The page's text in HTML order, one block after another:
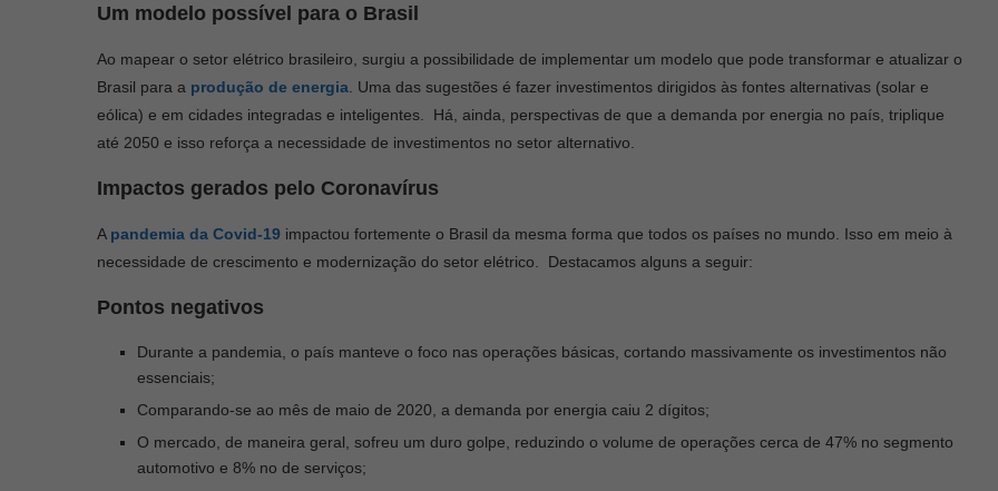
Um modelo possível para o Brasil
Ao mapear o setor elétrico brasileiro, surgiu a possibilidade de implementar um modelo que pode transformar e atualizar o
Brasil para a produção de energia . Uma das sugestões é fazer investimentos dirigidos às fontes alternativas (solar e
eólica) e em cidades integradas e inteligentes. Há, ainda, perspectivas de que a demanda por energia no país, triplique
até 2050 e isso reforça a necessidade de investimentos no setor alternativo.
Impactos gerados pelo Coronavírus
A pandemia da Covid-19 impactou fortemente o Brasil da mesma forma que todos os países no mundo. Isso em meio à
necessidade de crescimento e modernização do setor elétrico. Destacamos alguns a seguir:
Pontos negativos
Durante a pandemia, o país manteve o foco nas operações básicas, cortando massivamente os investimentos não
essenciais;
Comparando-se ao mês de maio de 2020, a demanda por energia caiu 2 dígitos;
O mercado, de maneira geral, sofreu um duro golpe, reduzindo o volume de operações cerca de 47% no segmento
automotivo e 8% no de serviços;